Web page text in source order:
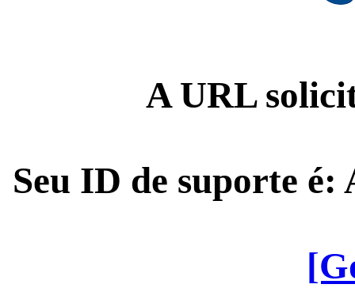
A URL
Seu ID de suporte é: